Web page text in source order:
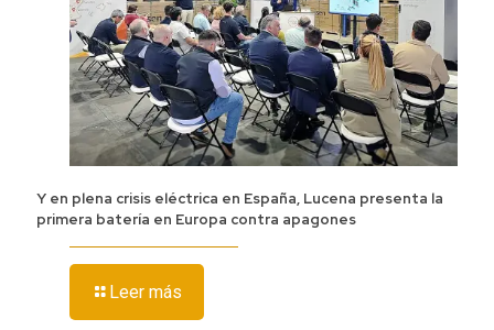
Y en plena crisis eléctrica en España, Lucena presenta la
primera batería en Europa contra apagones
Leer más